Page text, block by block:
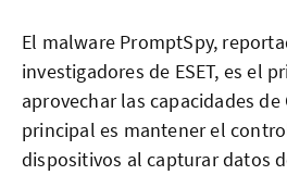
El malware PromptSpy,
investigadores de ESET, es el
aprovechar las capacidades
principal es mantener el
dispositivos al capturar datos